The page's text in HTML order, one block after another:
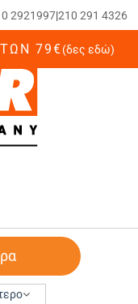
2921997|210 291 4326
79€(δες εδώ)